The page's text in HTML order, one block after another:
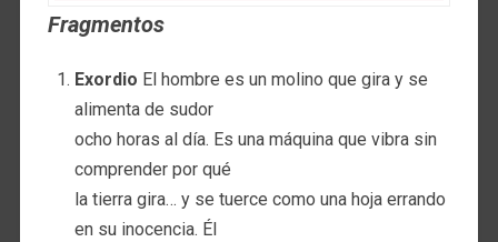
Fragmentos
Exordio El hombre es un molino que gira y se
alimenta de sudor
ocho horas al día. Es una máquina que vibra sin
comprender por qué
la tierra gira… y se tuerce como una hoja errando
en su inocencia. Él